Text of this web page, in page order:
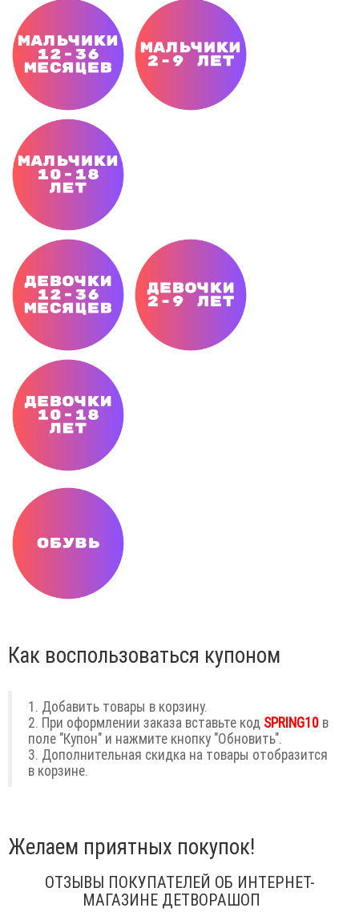
Как воспользоваться купоном
1. Добавить товары в корзину.
2. При оформлении заказа вставьте код SPRING10 в
поле "Купон" и нажмите кнопку "Обновить".
3. Дополнительная скидка на товары отобразится
в корзине.
Желаем приятных покупок!
ОТЗЫВЫ ПОКУПАТЕЛЕЙ ОБ ИНТЕРНЕТ-
МАГАЗИНЕ ДЕТВОРАШОП